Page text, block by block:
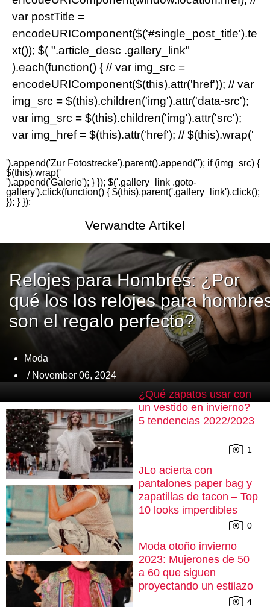
var postTitle =
encodeURIComponent($('#single_post_title').te
xt()); $( ".article_desc .gallery_link"
).each(function() { // var img_src =
encodeURIComponent($(this).attr('href')); // var
img_src = $(this).children('img').attr('data-src');
var img_src = $(this).children('img').attr('src');
var img_href = $(this).attr('href'); // $(this).wrap('
').append('Zur Fotostrecke').parent().append(''); if (img_src) {
$(this).wrap('
').append('Galerie'); } }); $('.gallery_link .goto-
gallery').click(function() { $(this).parent('.gallery_link').click();
}); } });
Verwandte Artikel
Relojes para Hombres: ¿Por
qué los los relojes para
son el regalo perfecto?
Moda
/ November 06, 2024
¿Qué zapatos usar con
un vestido en invierno?
5 tendencias 2022/2023
1
JLo acierta con
pantalones paper bag y
zapatillas de tacon – Top
10 looks imperdibles
0
Moda otoño invierno
2023: Mujerones de 50
a 60 que siguen
proyectando un estilazo
4